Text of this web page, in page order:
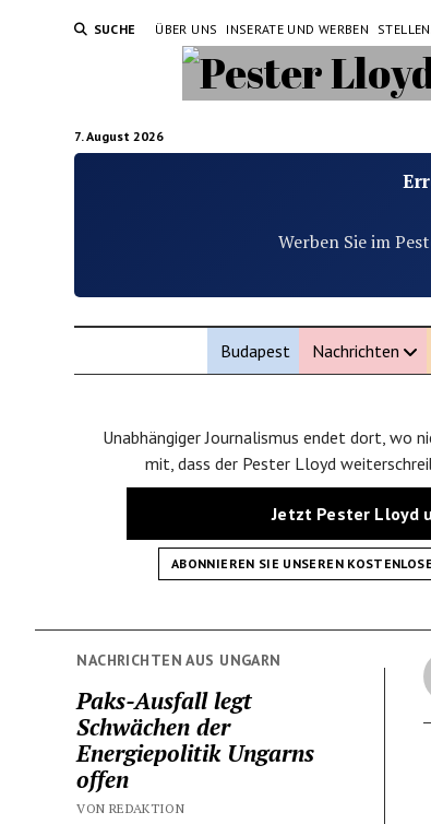
SUCHE ÜBER UNS INSERATE UND WERBEN
7. August 2026
Werben Sie im
Budapest Nachrichten
Unabhängiger Journalismus endet dort, wo
mit, dass der Pester Lloyd
Jetzt Pester Lloyd
ABONNIEREN SIE UNSEREN
NACHRICHTEN AUS UNGARN
Paks-Ausfall legt
Schwächen der
Energiepolitik Ungarns
offen
VON REDAKTION